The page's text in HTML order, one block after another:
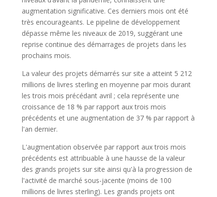
augmentation significative. Ces derniers mois ont été
très encourageants. Le pipeline de développement
dépasse même les niveaux de 2019, suggérant une
reprise continue des démarrages de projets dans les
prochains mois.
La valeur des projets démarrés sur site a atteint 5 212
millions de livres sterling en moyenne par mois durant
les trois mois précédant avril ; cela représente une
croissance de 18 % par rapport aux trois mois
précédents et une augmentation de 37 % par rapport à
l'an dernier.
L'augmentation observée par rapport aux trois mois
précédents est attribuable à une hausse de la valeur
des grands projets sur site ainsi qu'à la progression de
l'activité de marché sous-jacente (moins de 100
millions de livres sterling). Les grands projets ont